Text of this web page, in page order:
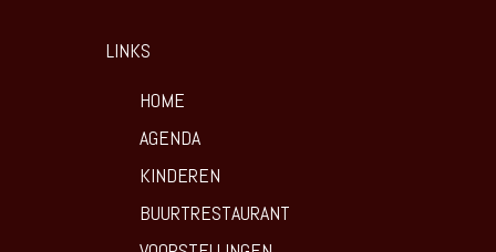
LINKS
HOME
AGENDA
KINDEREN
BUURTRESTAURANT